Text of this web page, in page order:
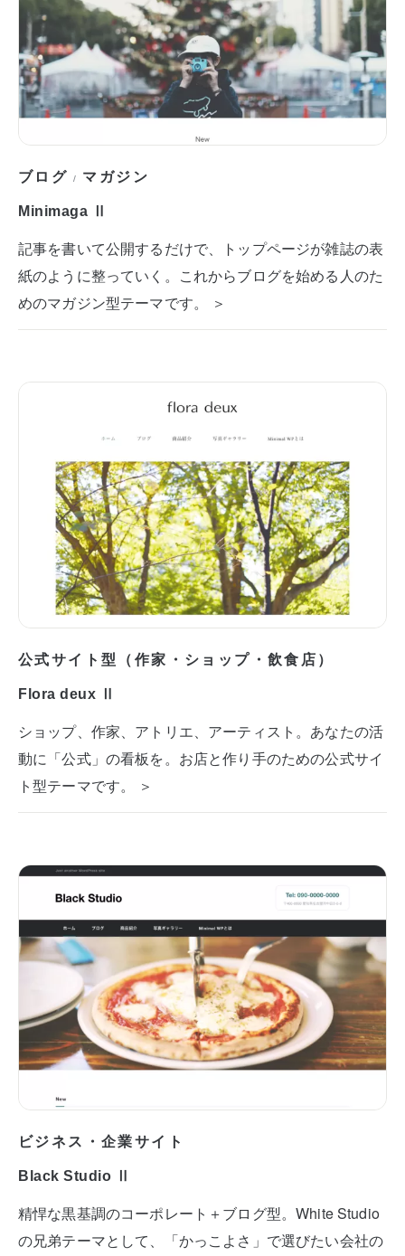
ブログ / マガジン
Minimaga Ⅱ
記事を書いて公開するだけで、トップページが雑誌の表
紙のように整っていく。これからブログを始める人のた
めのマガジン型テーマです。 ＞
公式サイト型（作家・ショップ・飲食店）
Flora deux Ⅱ
ショップ、作家、アトリエ、アーティスト。あなたの活
動に「公式」の看板を。お店と作り手のための公式サイ
ト型テーマです。 ＞
ビジネス・企業サイト
Black Studio Ⅱ
精悍な黒基調のコーポレート＋ブログ型。White Studio
の兄弟テーマとして、「かっこよさ」で選びたい会社の